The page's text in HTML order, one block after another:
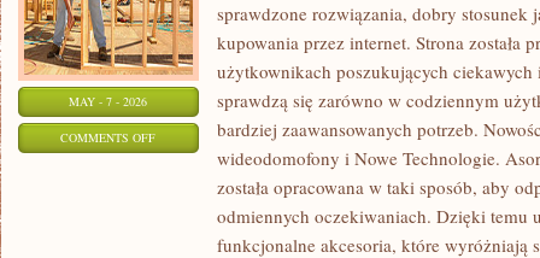
MAY - 7 - 2026
COMMENTS OFFON
REGULACJE
sprawdzone rozwiązania, dobry stosunek
kupowania przez internet. Strona została
użytkownikach poszukujących
sprawdzą się zarówno w codziennym
bardziej zaawansowanych potrzeb.
wideodomofony i Nowe Technologie.
została opracowana w taki sposób, aby
odmiennych oczekiwaniach. Dzięki temu
funkcjonalne akcesoria, które wyróżniają